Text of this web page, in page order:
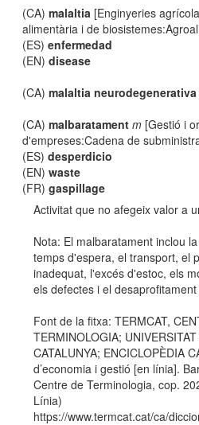
(CA)malaltia [Enginyeries
alimentària i de
(ES)enfermedad
(EN)disease
(CA)malaltia neurodegenerativa
(CA)malbaratament m [Gestió i
d'empreses:Cadena de
(ES)desperdicio
(EN)waste
(FR)gaspillage
Activitat que no afegeix valor a
Nota: El malbaratament inclou
temps d'espera, el transport, el
inadequat, l'excés d'estoc, els
els defectes i el
Font de la fitxa: TERMCAT,
TERMINOLOGIA;
CATALUNYA; ENCICLOPÈDIA
d’economia i gestió [en línia].
Centre de Terminologia, cop.
Línia)
https://www.termcat.cat/ca/